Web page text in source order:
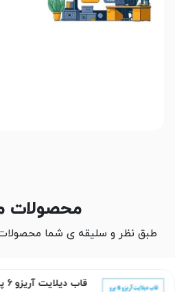
محصولات
طبق نظر و سلیقه ی شما محصولات
قاب دیلایت آریزو 6 پرو